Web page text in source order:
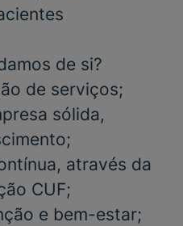
de si?
de serviços;
sólida,
através da
CUF;
e bem-estar;